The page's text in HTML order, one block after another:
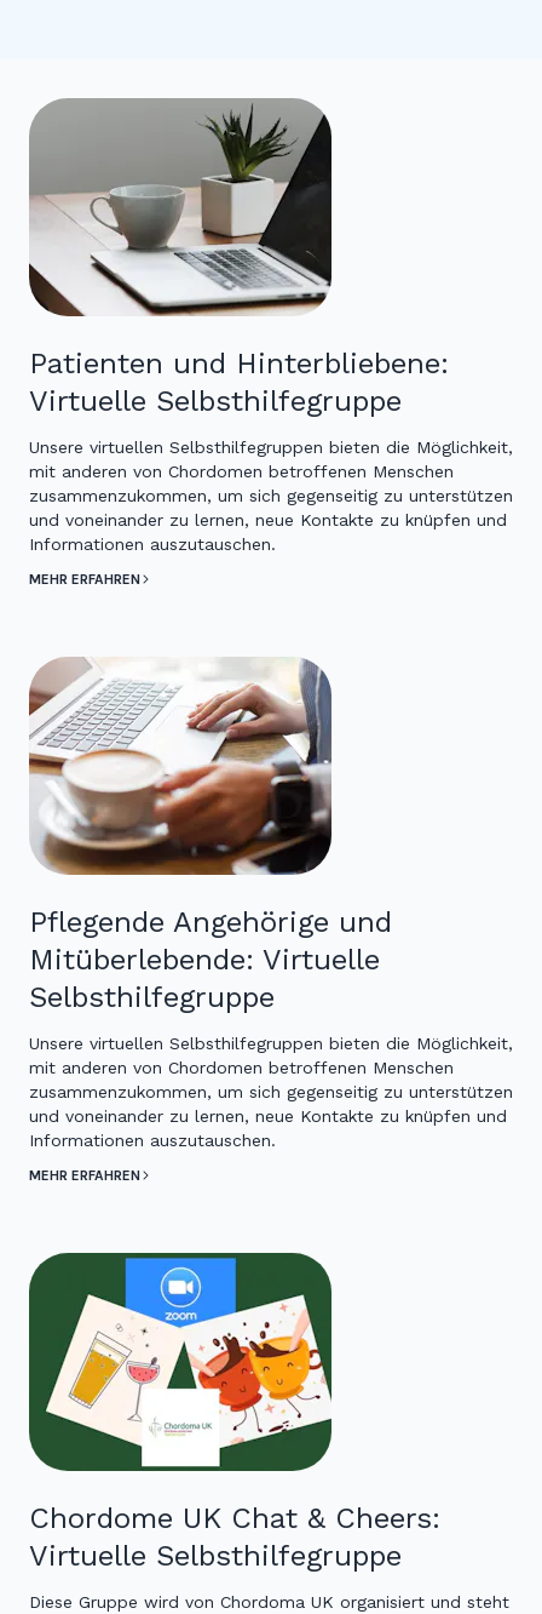
Patienten und Hinterbliebene:
Virtuelle Selbsthilfegruppe
Unsere virtuellen Selbsthilfegruppen bieten die Möglichkeit,
mit anderen von Chordomen betroffenen Menschen
zusammenzukommen, um sich gegenseitig zu unterstützen
und voneinander zu lernen, neue Kontakte zu knüpfen und
Informationen auszutauschen.
MEHR ERFAHREN
Pflegende Angehörige und
Mitüberlebende: Virtuelle
Selbsthilfegruppe
Unsere virtuellen Selbsthilfegruppen bieten die Möglichkeit,
mit anderen von Chordomen betroffenen Menschen
zusammenzukommen, um sich gegenseitig zu unterstützen
und voneinander zu lernen, neue Kontakte zu knüpfen und
Informationen auszutauschen.
MEHR ERFAHREN
Chordome UK Chat & Cheers:
Virtuelle Selbsthilfegruppe
Diese Gruppe wird von Chordoma UK organisiert und steht